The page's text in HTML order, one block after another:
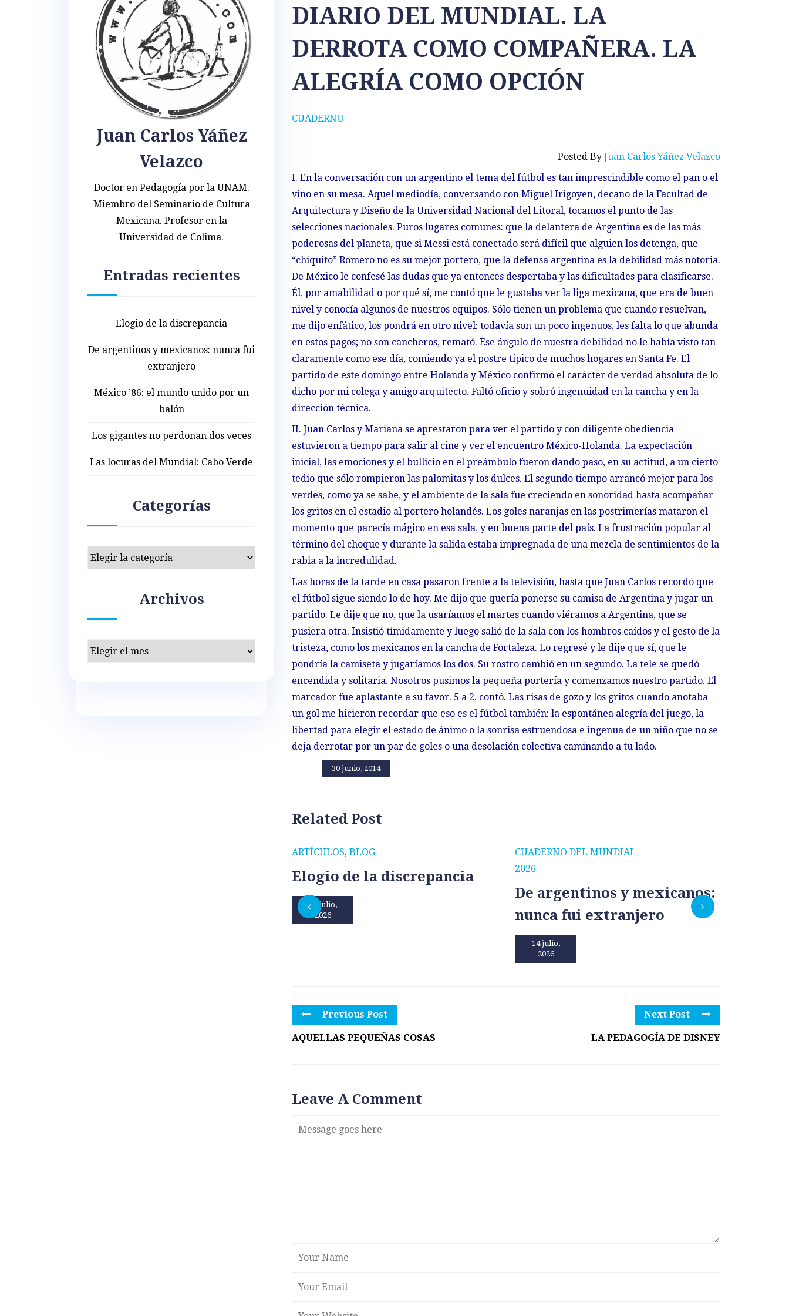
CUADERNO
DIARIO DEL MUNDIAL. LA
DERROTA COMO COMPAÑERA. LA
ALEGRÍA COMO OPCIÓN
30 junio, 2014
Posted By Juan Carlos Yáñez Velazco
I. En la conversación con un argentino el tema del fútbol es tan imprescindible como el pan o el
vino en su mesa. Aquel mediodía, conversando con Miguel Irigoyen, decano de la Facultad de
Arquitectura y Diseño de la Universidad Nacional del Litoral, tocamos el punto de las
selecciones nacionales. Puros lugares comunes: que la delantera de Argentina es de las más
poderosas del planeta, que si Messi está conectado será difícil que alguien los detenga, que
“chiquito” Romero no es su mejor portero, que la defensa argentina es la debilidad más notoria.
De México le confesé las dudas que ya entonces despertaba y las dificultades para clasificarse.
Él, por amabilidad o por qué sí, me contó que le gustaba ver la liga mexicana, que era de buen
nivel y conocía algunos de nuestros equipos. Sólo tienen un problema que cuando resuelvan,
me dijo enfático, los pondrá en otro nivel: todavía son un poco ingenuos, les falta lo que abunda
en estos pagos; no son cancheros, remató. Ese ángulo de nuestra debilidad no le había visto tan
claramente como ese día, comiendo ya el postre típico de muchos hogares en Santa Fe. El
partido de este domingo entre Holanda y México confirmó el carácter de verdad absoluta de lo
dicho por mi colega y amigo arquitecto. Faltó oficio y sobró ingenuidad en la cancha y en la
dirección técnica.
II. Juan Carlos y Mariana se aprestaron para ver el partido y con diligente obediencia
estuvieron a tiempo para salir al cine y ver el encuentro México-Holanda. La expectación
inicial, las emociones y el bullicio en el preámbulo fueron dando paso, en su actitud, a un cierto
tedio que sólo rompieron las palomitas y los dulces. El segundo tiempo arrancó mejor para los
verdes, como ya se sabe, y el ambiente de la sala fue creciendo en sonoridad hasta acompañar
los gritos en el estadio al portero holandés. Los goles naranjas en las postrimerías mataron el
momento que parecía mágico en esa sala, y en buena parte del país. La frustración popular al
término del choque y durante la salida estaba impregnada de una mezcla de sentimientos de la
rabia a la incredulidad.
Las horas de la tarde en casa pasaron frente a la televisión, hasta que Juan Carlos recordó que
el fútbol sigue siendo lo de hoy. Me dijo que quería ponerse su camisa de Argentina y jugar un
partido. Le dije que no, que la usaríamos el martes cuando viéramos a Argentina, que se
pusiera otra. Insistió tímidamente y luego salió de la sala con los hombros caídos y el gesto de la
tristeza, como los mexicanos en la cancha de Fortaleza. Lo regresé y le dije que sí, que le
pondría la camiseta y jugaríamos los dos. Su rostro cambió en un segundo. La tele se quedó
encendida y solitaria. Nosotros pusimos la pequeña portería y comenzamos nuestro partido. El
marcador fue aplastante a su favor. 5 a 2, contó. Las risas de gozo y los gritos cuando anotaba
un gol me hicieron recordar que eso es el fútbol también: la espontánea alegría del juego, la
libertad para elegir el estado de ánimo o la sonrisa estruendosa e ingenua de un niño que no se
deja derrotar por un par de goles o una desolación colectiva caminando a tu lado.
Related Post
ARTÍCULOS, BLOG
Elogio de la discrepancia
31 julio,
2026
CUADERNO DEL MUNDIAL
2026
De argentinos y mexicanos:
nunca fui extranjero
14 julio,
2026
Previous Post
AQUELLAS PEQUEÑAS COSAS
Next Post
LA PEDAGOGÍA DE DISNEY
Leave A Comment
Juan Carlos Yáñez
Velazco
Doctor en Pedagogía por la UNAM.
Miembro del Seminario de Cultura
Mexicana. Profesor en la
Universidad de Colima.
Entradas recientes
Elogio de la discrepancia
De argentinos y mexicanos: nunca fui
extranjero
México ’86: el mundo unido por un
balón
Los gigantes no perdonan dos veces
Las locuras del Mundial: Cabo Verde
Categorías
Categorías
Archivos
Archivos